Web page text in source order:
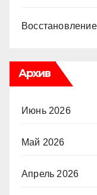
Архив
Июнь 2026
Май 2026
Апрель 2026